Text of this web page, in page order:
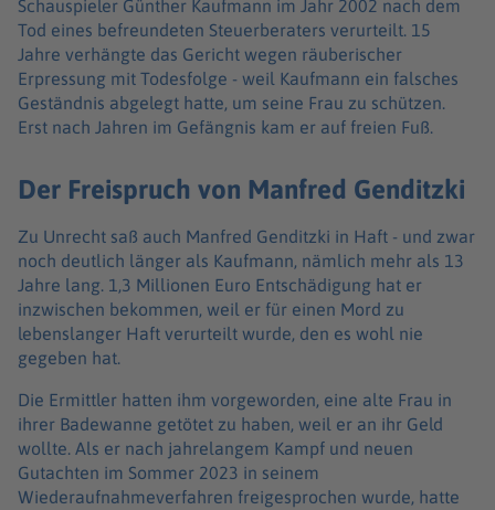
Schauspieler Günther Kaufmann im Jahr 2002 nach dem
Tod eines befreundeten Steuerberaters verurteilt. 15
Jahre verhängte das Gericht wegen räuberischer
Erpressung mit Todesfolge - weil Kaufmann ein falsches
Geständnis abgelegt hatte, um seine Frau zu schützen.
Erst nach Jahren im Gefängnis kam er auf freien Fuß.
Der Freispruch von Manfred Genditzki
Zu Unrecht saß auch Manfred Genditzki in Haft - und zwar
noch deutlich länger als Kaufmann, nämlich mehr als 13
Jahre lang. 1,3 Millionen Euro Entschädigung hat er
inzwischen bekommen, weil er für einen Mord zu
lebenslanger Haft verurteilt wurde, den es wohl nie
gegeben hat.
Die Ermittler hatten ihm vorgeworden, eine alte Frau in
ihrer Badewanne getötet zu haben, weil er an ihr Geld
wollte. Als er nach jahrelangem Kampf und neuen
Gutachten im Sommer 2023 in seinem
Wiederaufnahmeverfahren freigesprochen wurde, hatte